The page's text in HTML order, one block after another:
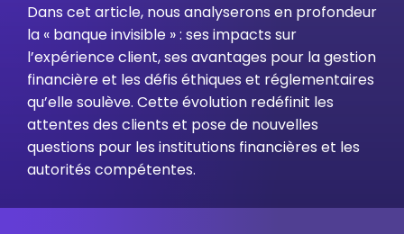
Dans cet article, nous analyserons en profondeur
la « banque invisible » : ses impacts sur
l’expérience client, ses avantages pour la gestion
financière et les défis éthiques et réglementaires
qu’elle soulève. Cette évolution redéfinit les
attentes des clients et pose de nouvelles
questions pour les institutions financières et les
autorités compétentes.